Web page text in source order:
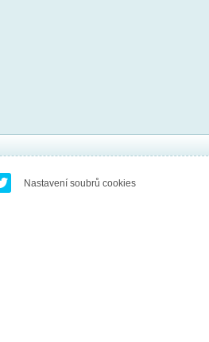
Nastavení soubrů cookies